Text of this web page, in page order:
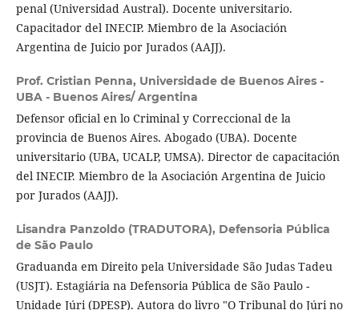
penal (Universidad Austral). Docente universitario.
Capacitador del INECIP. Miembro de la Asociación
Argentina de Juicio por Jurados (AAJJ).
Prof. Cristian Penna, Universidade de Buenos Aires -
UBA - Buenos Aires/ Argentina
Defensor oficial en lo Criminal y Correccional de la
provincia de Buenos Aires. Abogado (UBA). Docente
universitario (UBA, UCALP, UMSA). Director de capacitación
del INECIP. Miembro de la Asociación Argentina de Juicio
por Jurados (AAJJ).
Lisandra Panzoldo (TRADUTORA), Defensoria Pública
de São Paulo
Graduanda em Direito pela Universidade São Judas Tadeu
(USJT). Estagiária na Defensoria Pública de São Paulo -
Unidade Júri (DPESP). Autora do livro "O Tribunal do Júri no